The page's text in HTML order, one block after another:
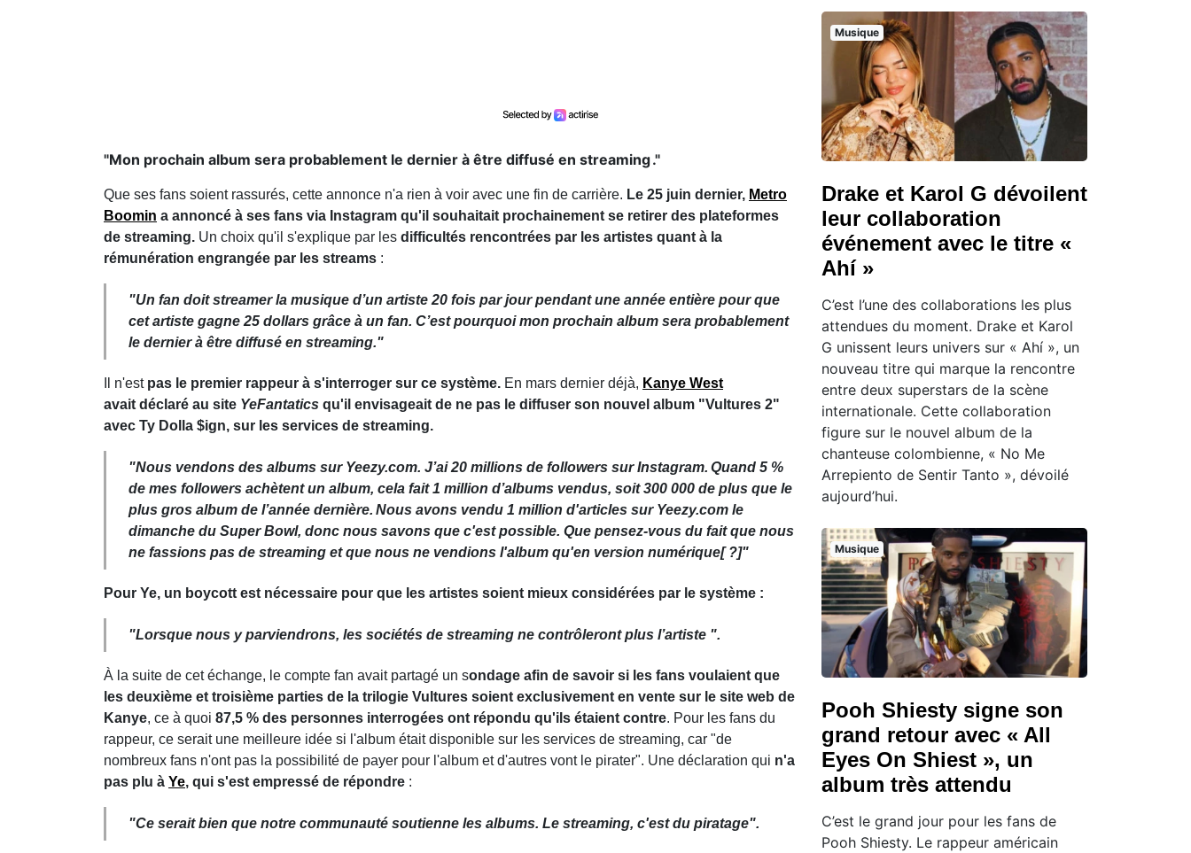
"Mon prochain album sera probablement le dernier à être diffusé en streaming ."
Que ses fans soient rassurés, cette annonce n'a rien à voir avec une fin de carrière. Le 25 juin dernier, Metro
Boomin a annoncé à ses fans via Instagram qu'il souhaitait prochainement se retirer des plateformes
de streaming. Un choix qu'il s'explique par les difficultés rencontrées par les artistes quant à la
rémunération engrangée par les streams :
"Un fan doit streamer la musique d’un artiste 20 fois par jour pendant une année entière pour que
cet artiste gagne 25 dollars grâce à un fan. C’est pourquoi mon prochain album sera probablement
le dernier à être diffusé en streaming."
Il n'est pas le premier rappeur à s'interroger sur ce système. En mars dernier déjà, Kanye West
avait déclaré au site YeFantatics qu'il envisageait de ne pas le diffuser son nouvel album "Vultures 2"
avec Ty Dolla $ign, sur les services de streaming.
"Nous vendons des albums sur Yeezy.com. J’ai 20 millions de followers sur Instagram. Quand 5 %
de mes followers achètent un album, cela fait 1 million d’albums vendus, soit 300 000 de plus que le
plus gros album de l’année dernière. Nous avons vendu 1 million d'articles sur Yeezy.com le
dimanche du Super Bowl, donc nous savons que c'est possible. Que pensez-vous du fait que nous
ne fassions pas de streaming et que nous ne vendions l'album qu'en version numérique[ ?]"
Pour Ye, un boycott est nécessaire pour que les artistes soient mieux considérées par le système :
"Lorsque nous y parviendrons, les sociétés de streaming ne contrôleront plus l’artiste ".
À la suite de cet échange, le compte fan avait partagé un sondage afin de savoir si les fans voulaient que
les deuxième et troisième parties de la trilogie Vultures soient exclusivement en vente sur le site web de
Kanye, ce à quoi 87,5 % des personnes interrogées ont répondu qu'ils étaient contre. Pour les fans du
rappeur, ce serait une meilleure idée si l'album était disponible sur les services de streaming, car "de
nombreux fans n'ont pas la possibilité de payer pour l'album et d'autres vont le pirater". Une déclaration qui n'a
pas plu à Ye, qui s'est empressé de répondre :
"Ce serait bien que notre communauté soutienne les albums. Le streaming, c'est du piratage".
Musique
Drake et Karol G dévoilent
leur collaboration
événement avec le titre «
Ahí »
C’est l’une des collaborations les plus
attendues du moment. Drake et Karol
G unissent leurs univers sur « Ahí », un
nouveau titre qui marque la rencontre
entre deux superstars de la scène
internationale. Cette collaboration
figure sur le nouvel album de la
chanteuse colombienne, « No Me
Arrepiento de Sentir Tanto », dévoilé
aujourd’hui.
Musique
Pooh Shiesty signe son
grand retour avec « All
Eyes On Shiest », un
album très attendu
C’est le grand jour pour les fans de
Pooh Shiesty. Le rappeur américain